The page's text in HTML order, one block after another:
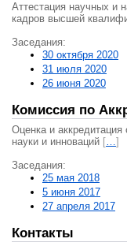
Аттестация научных и
кадров высшей
Заседания:
30 октября 2020
31 июля 2020
26 июня 2020
Комиссия по
Оценка и аккредитация
науки и инноваций […]
Заседания:
25 мая 2018
5 июня 2017
27 апреля 2017
Контакты